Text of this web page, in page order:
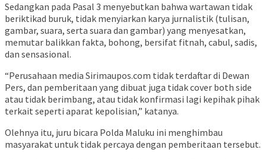
Sedangkan pada Pasal 3 menyebutkan bahwa wartawan tidak
beriktikad buruk, tidak menyiarkan karya jurnalistik (tulisan,
gambar, suara, serta suara dan gambar) yang menyesatkan,
memutar balikkan fakta, bohong, bersifat fitnah, cabul, sadis,
dan sensasional.
“Perusahaan media Sirimaupos.com tidak terdaftar di Dewan
Pers, dan pemberitaan yang dibuat juga tidak cover both side
atau tidak berimbang, atau tidak konfirmasi lagi kepihak pihak
terkait seperti aparat kepolisian,” katanya.
Olehnya itu, juru bicara Polda Maluku ini menghimbau
masyarakat untuk tidak percaya dengan pemberitaan tersebut.